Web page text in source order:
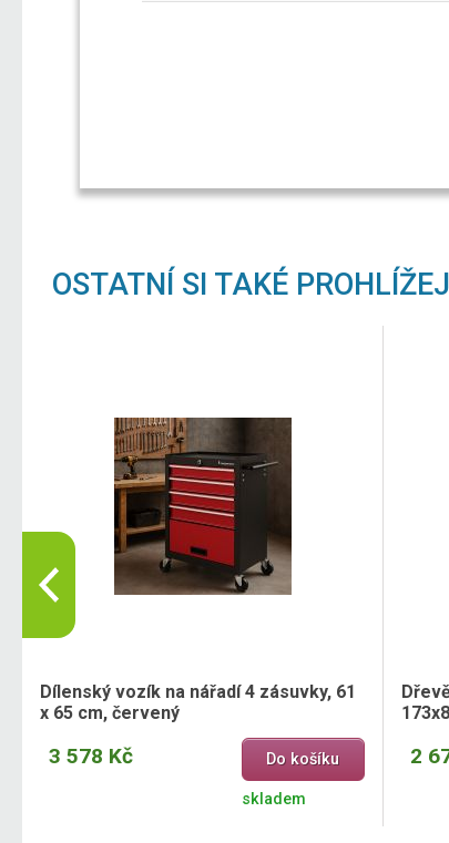
OSTATNÍ SI TAKÉ
Dílenský vozík na nářadí 4 zásuvky, 61
x 65 cm, červený
3 578 Kč Do košíku
skladem
2